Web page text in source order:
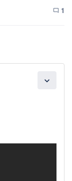
chat_bubble_outline 1
expand_more